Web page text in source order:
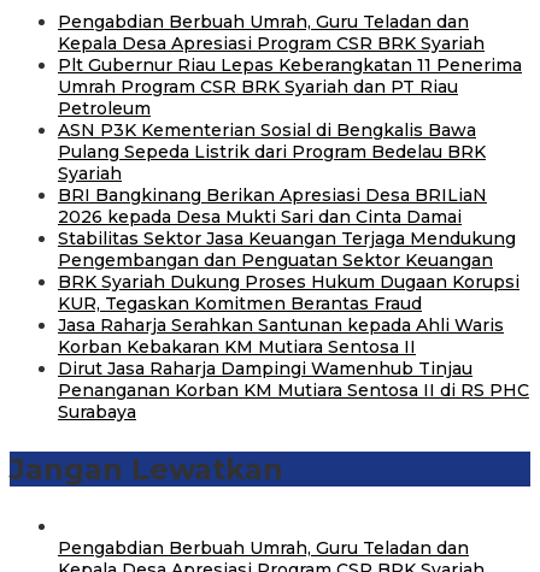
Pengabdian Berbuah Umrah, Guru Teladan dan
Kepala Desa Apresiasi Program CSR BRK Syariah
Plt Gubernur Riau Lepas Keberangkatan 11 Penerima
Umrah Program CSR BRK Syariah dan PT Riau
Petroleum
ASN P3K Kementerian Sosial di Bengkalis Bawa
Pulang Sepeda Listrik dari Program Bedelau BRK
Syariah
BRI Bangkinang Berikan Apresiasi Desa BRILiaN
2026 kepada Desa Mukti Sari dan Cinta Damai
Stabilitas Sektor Jasa Keuangan Terjaga Mendukung
Pengembangan dan Penguatan Sektor Keuangan
BRK Syariah Dukung Proses Hukum Dugaan Korupsi
KUR, Tegaskan Komitmen Berantas Fraud
Jasa Raharja Serahkan Santunan kepada Ahli Waris
Korban Kebakaran KM Mutiara Sentosa II
Dirut Jasa Raharja Dampingi Wamenhub Tinjau
Penanganan Korban KM Mutiara Sentosa II di RS PHC
Surabaya
Jangan Lewatkan
Pengabdian Berbuah Umrah, Guru Teladan dan